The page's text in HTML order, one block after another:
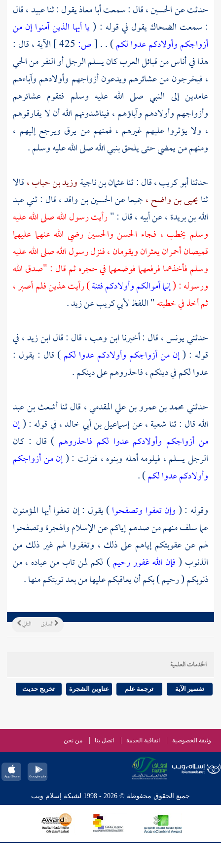
حدثت عنالحسين ،قال : سمعتأبا معاذيقول : ثناعبيد ،قال
: سمعت الضحاكيقول في قوله : (يا أيها الذين آمنوا إن من
أزواجكم وأولادكم عدوا لكم) . .
[ص:
الآية ، قال :
هذا في أناس من قبائل العرب كان يسلم الرجل أو النفر من الحي
، فيخرجون من عشائرهم ويدعون أزواجهم وأولادهم وآباءهم
عامدين إلى النبي صلى الله عليه وسلم فتقوم عشائرهم
وأزواجهم وأولادهم وآباؤهم ، فيناشدونهم الله أن لا يفارقوهم
، ولا يؤثروا عليهم غيرهم ، فمنهم من يرق ويرجع إليهم ،
ومنهم من يمضي حتى يلحق بنبي الله صلى الله عليه وسلم .
حدثناأبو كريب ،قال : ثناعثمان بن ناجيةوزيد بن حباب ،قالا
ثنايحيى بن واضح ،جميعا عنالحسين بن واقد ،قال : ثنيعبد
الله بن بريدة ،عن أبيه ، قال : "رأيت رسول الله صلى الله عليه
وسلم يخطب ، فجاء الحسن والحسين رضي الله عنهما عليهما
قميصان أحمران يعثران ويقومان ، فنزل رسول الله صلى الله عليه
وسلم فأخذهما فرفعهما فوضعهما في حجره ثم قال : "صدق الله
ورسوله : (إنما أموالكم وأولادكم فتنة) رأيت هذين فلم أصبر ،
ثم أخذ في خطبته" اللفظلأبي كريبعنزيد.
حدثنييونس ،قال : أخبرناابن وهب ،قال : قالابن زيد ،في
قوله : (إن من أزواجكم وأولادكم عدوا لكم) قال : يقول :
عدوا لكم في دينكم ، فاحذروهم على دينكم .
حدثنيمحمد بن عمرو بن علي المقدمي ، قال ثناأشعث بن عبد
اللهقال : ثنا شعبة ،عنإسماعيل بن أبي خالد ،في قوله : (إن
من أزواجكم وأولادكم عدوا لكم فاحذروهم ) قال : كان
الرجل يسلم ، فيلومه أهله وبنوه ، فنزلت : (إن من أزواجكم
وأولادكم عدوا لكم) .
وقوله : (وإن تعفوا وتصفحوا) يقول : إن تعفوا أيها المؤمنون
عما سلف منهم من صدهم إياكم عن الإسلام والهجرة وتصفحوا
لهم عن عقوبتكم إياهم على ذلك ، وتغفروا لهم غير ذلك من
الذنوب (فإن الله غفور رحيم) لكم لمن تاب من عباده ، من
ذنوبكم ( رحيم ) بكم أن يعاقبكم عليها من بعد توبتكم منها .
التالي السابق
الخدمات العلمية
تفسير الآية ترجمة علم عناوين الشجرة تخريج حديث
وثيقة الخصوصية اتفاقية الخدمة اتصل بنا من نحن
جميع الحقوق محفوظة © 2026 - 1998 لشبكة إسلام ويب